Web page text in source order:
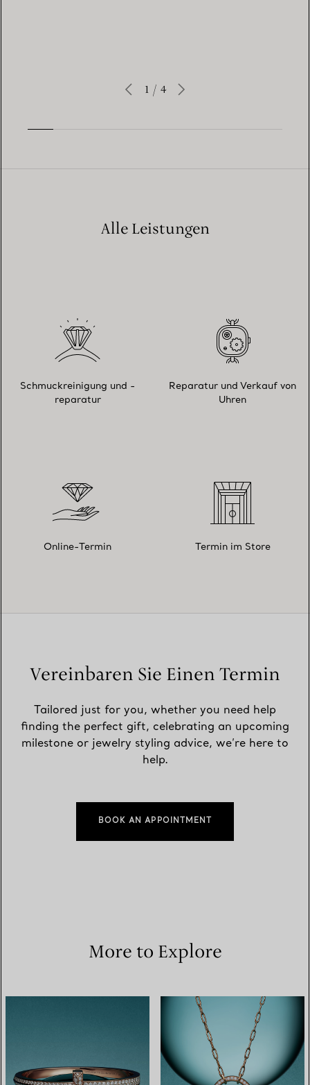
1 / 4
Alle Leistungen
Schmuckreinigung und -
reparatur
Reparatur und Verkauf von
Uhren
Online-Termin Termin im Store
Vereinbaren Sie Einen Termin
Tailored just for you, whether you need help
finding the perfect gift, celebrating an upcoming
milestone or jewelry styling advice, we’re here to
help.
BOOK AN APPOINTMENT
More to Explore